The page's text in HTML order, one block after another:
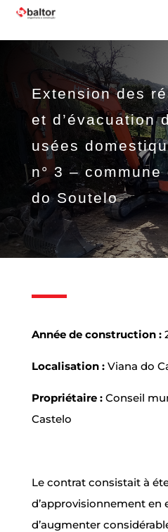
Extension des
et d’évacuation
usées
n° 3 –
do Soutelo
Année de construction :
Localisation :Viana do
Propriétaire :Conseil
Castelo
Le contrat consistait à
d’approvisionnement en
d’augmenter